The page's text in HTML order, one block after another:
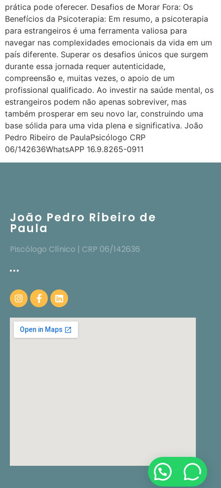
prática pode oferecer. Desafios de Morar Fora: Os
Benefícios da Psicoterapia: Em resumo, a psicoterapia
para estrangeiros é uma ferramenta valiosa para
navegar nas complexidades emocionais da vida em um
país diferente. Superar os desafios únicos que surgem
durante essa jornada requer autenticidade,
compreensão e, muitas vezes, o apoio de um
profissional qualificado. Ao investir na saúde mental, os
estrangeiros podem não apenas sobreviver, mas
também prosperar em seu novo lar, construindo uma
base sólida para uma vida plena e significativa. João
Pedro Ribeiro de PaulaPsicólogo CRP
06/142636WhatsAPP 16.9.8265-0911
João Pedro Ribeiro de
Paula
Piscólogo Clínico | CRP 06/142636
Agende agora sua consulta